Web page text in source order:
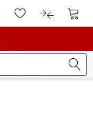
klantenaccount
Naar deNaar de